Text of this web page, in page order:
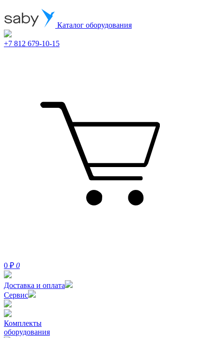
Каталог оборудования
+7 812 679-10-15
0 ₽ 0
Доставка и оплата
Сервис
Комплекты
оборудования